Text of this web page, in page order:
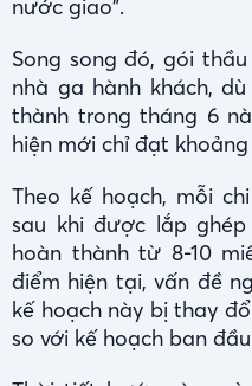
nước giao".
Song song đó, gói
nhà ga hành khách,
thành trong tháng 6
hiện mới chỉ đạt
Theo kế hoạch, mỗi
sau khi được lắp
hoàn thành từ 8-10
điểm hiện tại, vấn đề
kế hoạch này bị thay
so với kế hoạch ban